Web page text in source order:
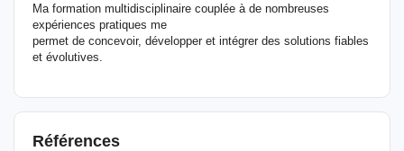
Ma formation multidisciplinaire couplée à de nombreuses
expériences pratiques me
permet de concevoir, développer et intégrer des solutions fiables
et évolutives.
Références